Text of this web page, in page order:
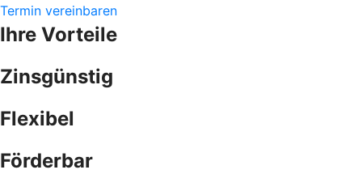
Termin vereinbaren
Ihre Vorteile
Zinsgünstig
Flexibel
Förderbar